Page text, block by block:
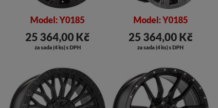
Model: Y0185
25 364,00 Kč
za sada (4 ks) s DPH
Model: Y0185
25 364,00 Kč
za sada (4 ks) s DPH